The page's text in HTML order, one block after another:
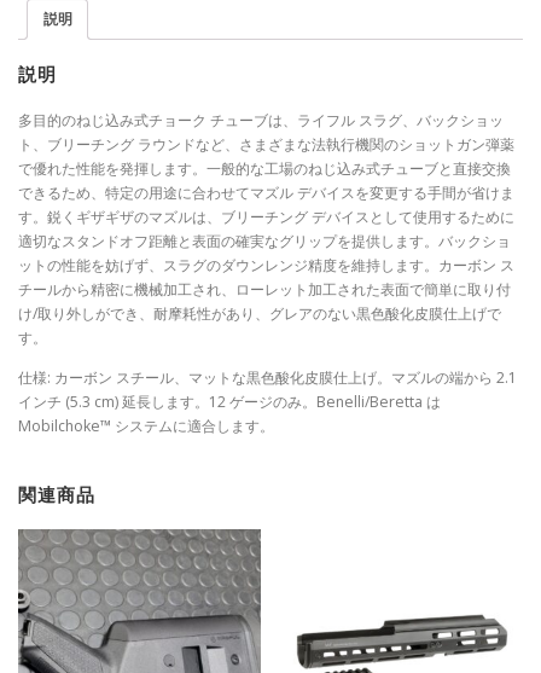
説明
説明
多目的のねじ込み式チョーク チューブは、ライフル スラグ、バックショッ
ト、ブリーチング ラウンドなど、さまざまな法執行機関のショットガン弾薬
で優れた性能を発揮します。一般的な工場のねじ込み式チューブと直接交換
できるため、特定の用途に合わせてマズル デバイスを変更する手間が省けま
す。鋭くギザギザのマズルは、ブリーチング デバイスとして使用するために
適切なスタンドオフ距離と表面の確実なグリップを提供します。バックショ
ットの性能を妨げず、スラグのダウンレンジ精度を維持します。カーボン ス
チールから精密に機械加工され、ローレット加工された表面で簡単に取り付
け/取り外しができ、耐摩耗性があり、グレアのない黒色酸化皮膜仕上げで
す。
仕様: カーボン スチール、マットな黒色酸化皮膜仕上げ。マズルの端から 2.1
インチ (5.3 cm) 延長します。12 ゲージのみ。Benelli/Beretta は
Mobilchoke™ システムに適合します。
関連商品